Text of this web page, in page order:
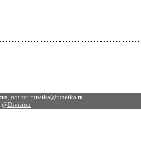
, почта: runetka@runetka.ru.
@Division